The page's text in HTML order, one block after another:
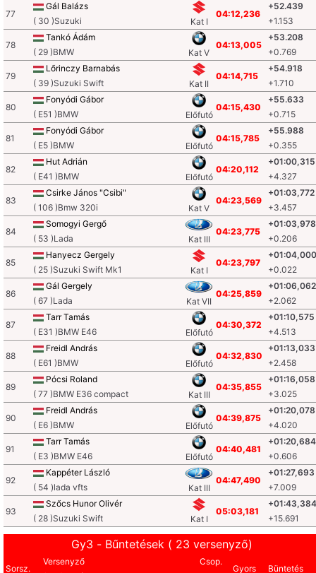
77
Gál Balázs
( 30 )Suzuki
Kat I
04:12,236
+52.439
+1.153
78
Tankó Ádám
( 29 )BMW
Kat V
04:13,005
+53.208
+0.769
79
Lőrinczy Barnabás
( 39 )Suzuki Swift
Kat II
04:14,715
+54.918
+1.710
80
Fonyódi Gábor
( E51 )BMW
Előfutó
04:15,430
+55.633
+0.715
81
Fonyódi Gábor
( E5 )BMW
Előfutó
04:15,785
+55.988
+0.355
82
Hut Adrián
( E41 )BMW
Előfutó
04:20,112
+01:00,315
+4.327
83
Csirke János "Csibi"
( 106 )Bmw 320i
Kat V
04:23,569
+01:03,772
+3.457
84
Somogyi Gergő
( 53 )Lada
Kat III
04:23,775
+01:03,978
+0.206
85
Hanyecz Gergely
( 25 )Suzuki Swift Mk1
Kat I
04:23,797
+01:04,000
+0.022
86
Gál Gergely
( 67 )Lada
Kat VII
04:25,859
+01:06,062
+2.062
87
Tarr Tamás
( E31 )BMW E46
Előfutó
04:30,372
+01:10,575
+4.513
88
Freidl András
( E61 )BMW
Előfutó
04:32,830
+01:13,033
+2.458
89
Pócsi Roland
( 77 )BMW E36 compact
Kat III
04:35,855
+01:16,058
+3.025
90
Freidl András
( E6 )BMW
Előfutó
04:39,875
+01:20,078
+4.020
91
Tarr Tamás
( E3 )BMW E46
Előfutó
04:40,481
+01:20,684
+0.606
92
Kappéter László
( 54 )lada vfts
Kat III
04:47,490
+01:27,693
+7.009
93
Szőcs Hunor Olivér
( 28 )Suzuki Swift
Kat I
05:03,181
+01:43,384
+15.691
Gy3 - Bűntetések ( 23 versenyző)
Sorsz.
Versenyző
Csop.
Gyors Büntetés